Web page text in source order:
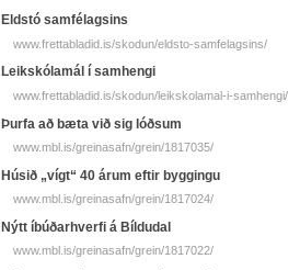
Eldstó samfélagsins
www.frettabladid.is/skodun/eldsto-samfelagsins/
Leikskólamál í samhengi
www.frettabladid.is/skodun/leikskolamal-i-samhengi/
Þurfa að bæta við sig lóðsum
www.mbl.is/greinasafn/grein/1817035/
Húsið „vígt“ 40 árum eftir byggingu
www.mbl.is/greinasafn/grein/1817024/
Nýtt íbúðarhverfi á Bíldudal
www.mbl.is/greinasafn/grein/1817022/